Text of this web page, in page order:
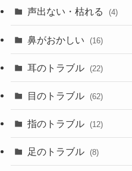
声出ない・枯れる (4)
鼻がおかしい (16)
耳のトラブル (22)
目のトラブル (62)
指のトラブル (12)
足のトラブル (8)